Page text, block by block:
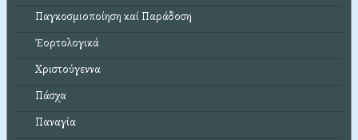
Παγκοσμιοποίηση καί Παράδοση
Ἑορτολογικά
Χριστούγεννα
Πάσχα
Παναγία